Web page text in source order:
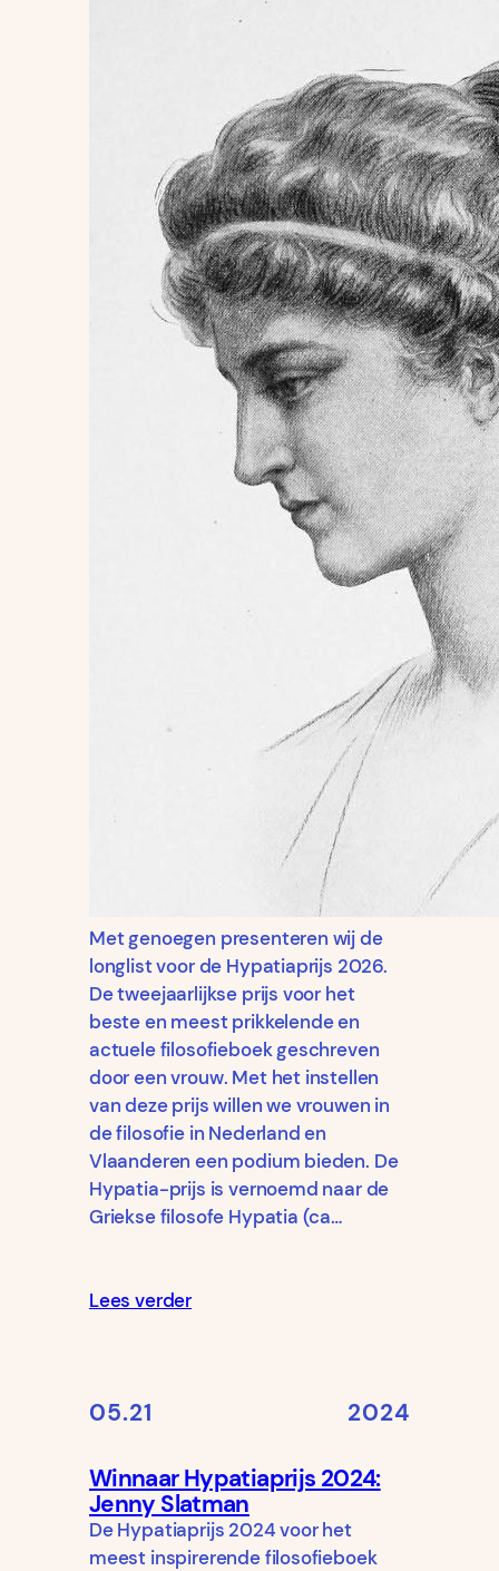
Met genoegen presenteren wij de
longlist voor de Hypatiaprijs 2026.
De tweejaarlijkse prijs voor het
beste en meest prikkelende en
actuele filosofieboek geschreven
door een vrouw. Met het instellen
van deze prijs willen we vrouwen in
de filosofie in Nederland en
Vlaanderen een podium bieden. De
Hypatia-prijs is vernoemd naar de
Griekse filosofe Hypatia (ca…
Lees verder
05.21 2024
Winnaar Hypatiaprijs 2024:
Jenny Slatman
De Hypatiaprijs 2024 voor het
meest inspirerende filosofieboek